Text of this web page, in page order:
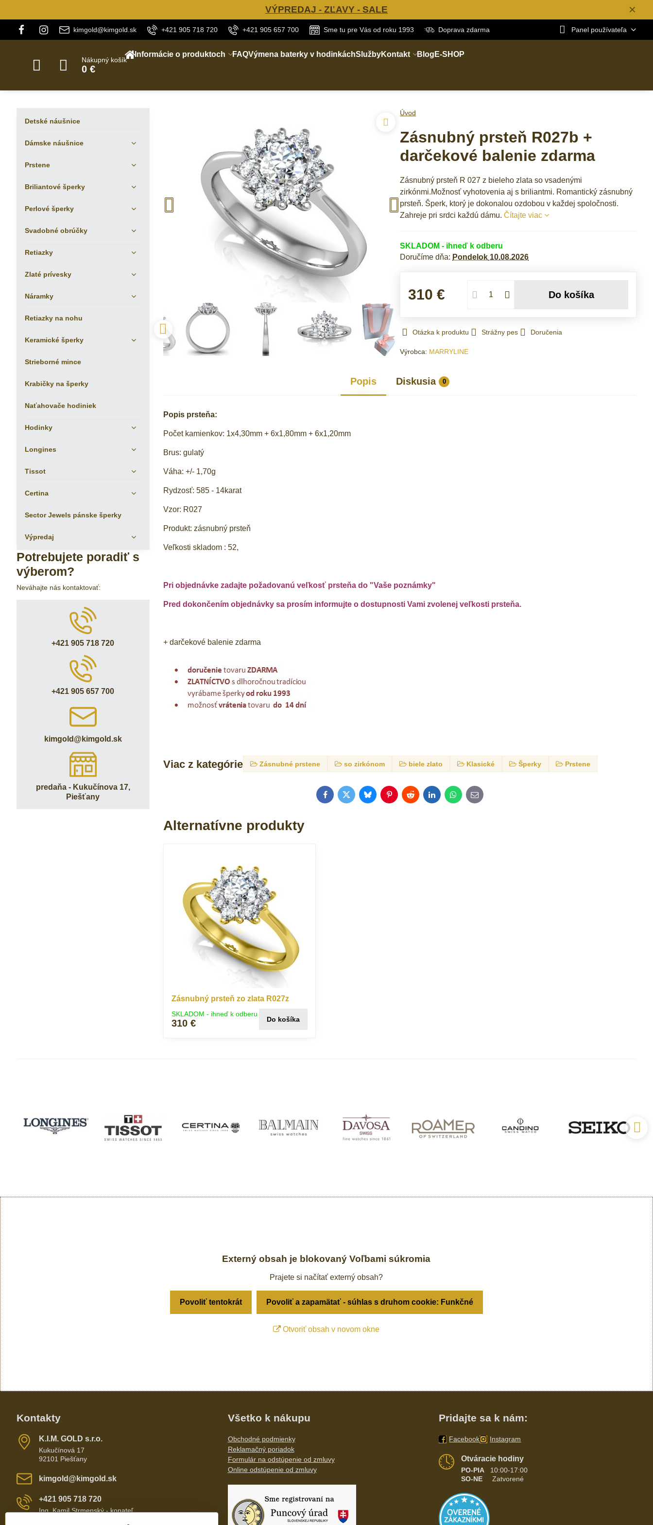
✕
VÝPREDAJ - ZĽAVY - SALE
kimgold@kimgold.sk +421 905 718 720 +421 905 657 700 Sme tu pre Vás od roku 1993 Doprava zdarma Panel používateľa
Nákupný košík
0 €
Informácie o produktoch FAQVýmena baterky v hodinkáchSlužbyKontakt Blog E-SHOP
Úvod
Zásnubný prsteň R027b +
darčekové balenie zdarma
Zásnubný prsteň R 027 z bieleho zlata so vsadenými
zirkónmi.Možnosť vyhotovenia aj s briliantmi. Romantický zásnubný
prsteň. Šperk, ktorý je dokonalou ozdobou v každej spoločnosti.
Zahreje pri srdci každú dámu.Čítajte viac
SKLADOM - ihneď k odberu
Doručíme dňa: Pondelok 10.08.2026
310 € Do košíka
Otázka k produktu Strážny pes Doručenia
Výrobca: MARRYLINE
Popis Diskusia 0
Popis prsteňa:
Počet kamienkov: 1x4,30mm + 6x1,80mm + 6x1,20mm
Brus: gulatý
Váha: +/- 1,70g
Rydzosť: 585 - 14karat
Vzor: R027
Produkt: zásnubný prsteň
Veľkosti skladom : 52,
Pri objednávke zadajte požadovanú veľkosť prsteňa do "Vaše poznámky"
Pred dokončením objednávky sa prosím informujte o dostupnosti Vami zvolenej veľkosti prsteňa.
+ darčekové balenie zdarma
Viac z kategórie Zásnubné prstene so zirkónom biele zlato Klasické Šperky Prstene
FacebookTwitterBlueskyPinterestRedditLinkedInWhatsApp
E-
mail
Alternatívne produkty
Zásnubný prsteň zo zlata R027z
SKLADOM - ihneď k odberu
310 € Do košíka
Detské náušnice
Dámske náušnice
Prstene
Briliantové šperky
Perlové šperky
Svadobné obrúčky
Retiazky
Zlaté prívesky
Náramky
Retiazky na nohu
Keramické šperky
Strieborné mince
Krabičky na šperky
Naťahovače hodiniek
Hodinky
Longines
Tissot
Certina
Sector Jewels pánske šperky
Výpredaj
Potrebujete poradiť s
výberom?
Neváhajte nás kontaktovať:
+421 905 718 720
+421 905 657 700
kimgold​@kimgold​.sk
predaňa - Kukučínova 17,
Piešťany
Externý obsah je blokovaný Voľbami súkromia
Prajete si načítať externý obsah?
Povoliť tentokrát Povoliť a zapamätať - súhlas s druhom cookie: Funkčné
Otvoriť obsah v novom okne
Kontakty
K​​.I​​.M​​. GOLD s​​.r​​.o​​.
Kukučínová 17
92101 Piešťany
kimgold​@kimgold​.sk
+421 905 718 720
Ing. Kamil Strmenský - konateľ
Všetko k nákupu
Obchodné podmienky
Reklamačný poriadok
Formulár na odstúpenie od zmluvy
Online odstúpenie od zmluvy
Pridajte sa k nám:
Facebook Instagram
Otváracie hodiny
PO-PIA
10:00-17:00
SO-NE Zatvorené